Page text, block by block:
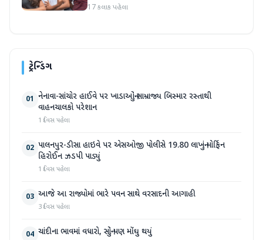
17 કલાક પહેલા
ટ્રેન્ડિંગ
01 નેનાવા-સાંચોર હાઈવે પર ખાડાઓનું સામ્રાજ્ય બિસ્માર રસ્તાથી
વાહનચાલકો પરેશાન
1 દિવસ પહેલા
02 પાલનપુર-ડીસા હાઇવે પર એસઓજી પોલીસે 19.80 લાખનું મોર્ફિન
હિરોઈન ઝડપી પાડ્યું
1 દિવસ પહેલા
03 આજે આ રાજ્યોમાં ભારે પવન સાથે વરસાદની આગાહી
3 દિવસ પહેલા
04 ચાંદીના ભાવમાં વધારો, સોનું પણ મોંઘુ થયું